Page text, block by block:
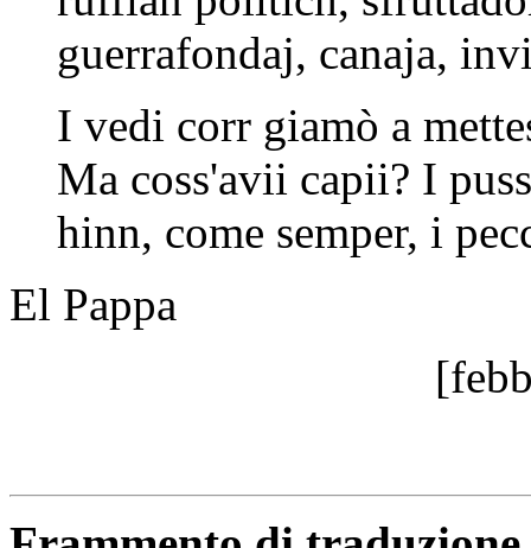
guerrafondaj, canaja,
I vedi corr giamò a
Ma coss'avii capii? I
hinn, come semper, i
El Pappa